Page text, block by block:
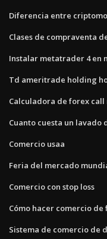
Diferencia entre
Clases de compraventa
Instalar metatrader 4 en
Td ameritrade holding
Calculadora de forex
Cuanto cuesta un lavado
Comercio usaa
Feria del mercado
Comercio con stop loss
Cómo hacer comercio
Sistema de comercio de